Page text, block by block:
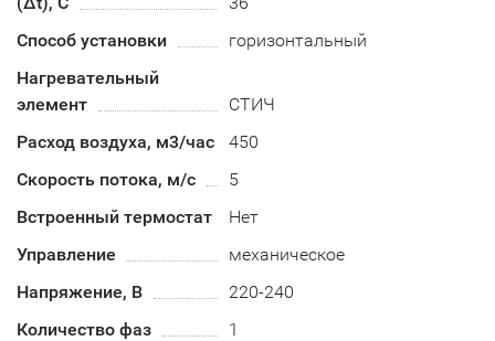
Способ установки
горизонтальный
Нагревательный
элемент
СТИЧ
Расход воздуха, м3/час
450
Скорость потока, м/с
5
Встроенный термостат
Нет
Управление
механическое
Напряжение, В
220-240
Количество фаз
1